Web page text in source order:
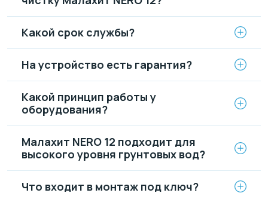
Какой срок службы?
На устройство есть гарантия?
Какой принцип работы у
оборудования?
Малахит NERO 12 подходит для
высокого уровня грунтовых вод?
Что входит в монтаж под ключ?